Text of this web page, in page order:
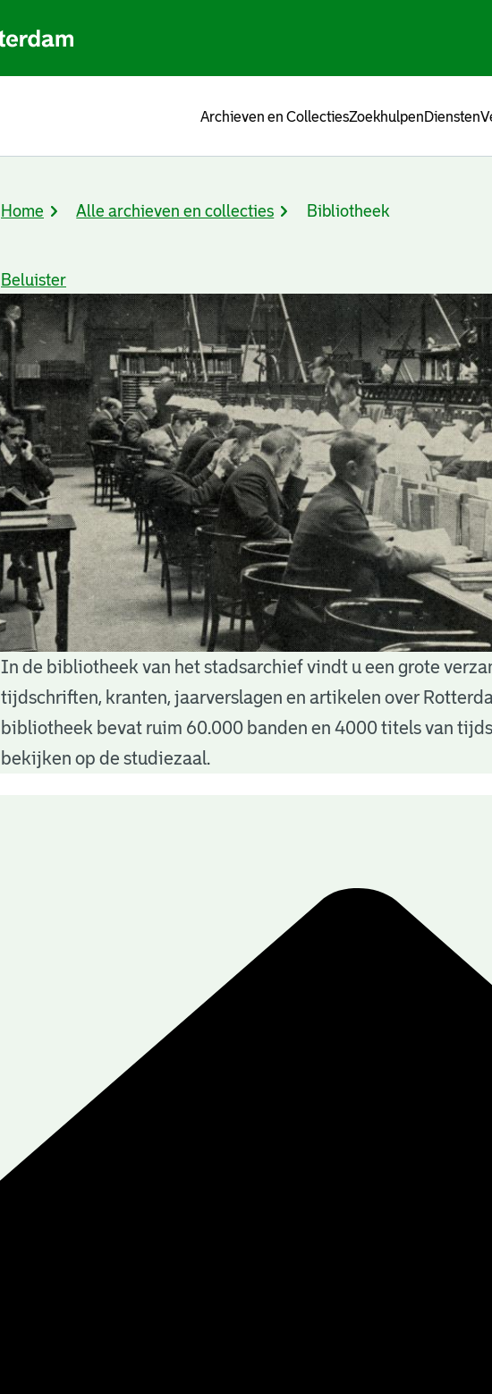
Archieven en CollectiesZoekhulpenDiensten
Kruimelpad
Home Alle archieven en collecties Bibliotheek
Beluister
In de bibliotheek van het stadsarchief vindt u een grote
tijdschriften, kranten, jaarverslagen en artikelen over
bibliotheek bevat ruim 60.000 banden en 4000 titels van
bekijken op de studiezaal.